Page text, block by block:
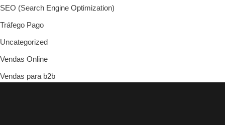
SEO (Search Engine Optimization)
Tráfego Pago
Uncategorized
Vendas Online
Vendas para b2b